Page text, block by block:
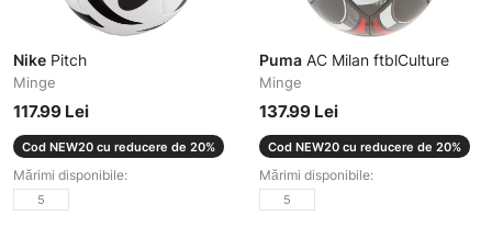
Nike Pitch
Minge
117.99 Lei
Cod NEW20 cu reducere de 20%
Mărimi disponibile:
5
Puma AC Milan ftblCulture
Minge
137.99 Lei
Cod NEW20 cu reducere de 20%
Mărimi disponibile:
5